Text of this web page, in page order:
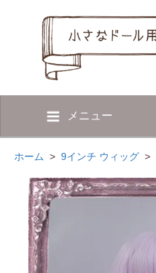
メニュー
ホーム > 9インチ ウィッグ >